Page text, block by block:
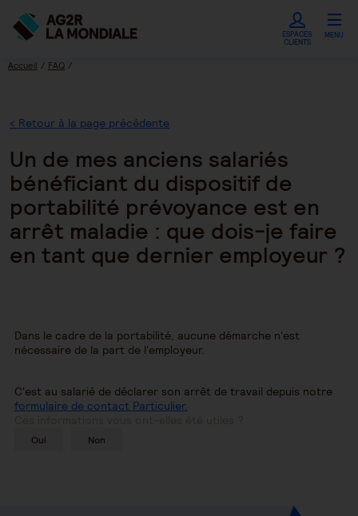
ESPACES
CLIENTS
MENU
Accueil
FAQ
< Retour à la page précédente
Un de mes anciens salariés
bénéficiant du dispositif de
portabilité prévoyance est en
arrêt maladie : que dois-je faire
en tant que dernier employeur ?
Dans le cadre de la portabilité, aucune démarche n'est
nécessaire de la part de l'employeur.
C'est au salarié de déclarer son arrêt de travail depuis notre
formulaire de contact Particulier.
Oui Non